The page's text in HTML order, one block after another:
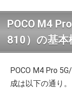
POCO M4
810）の基本
POCO M4 Pro
成は以下の通り。